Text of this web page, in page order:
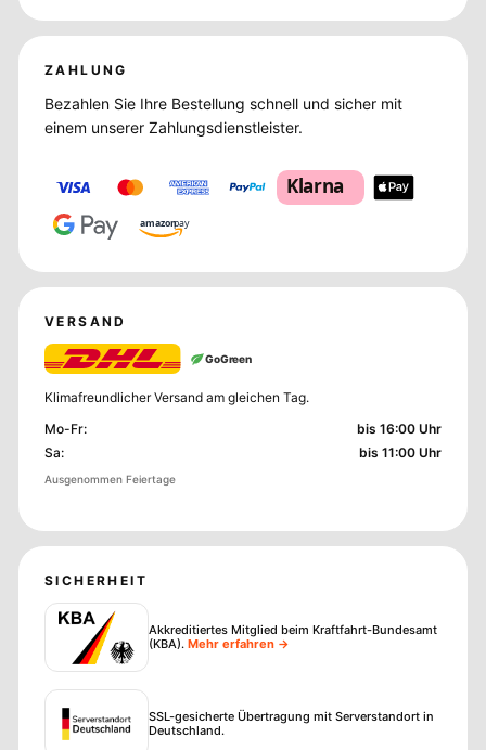
ZAHLUNG
Bezahlen Sie Ihre Bestellung schnell und sicher mit
einem unserer Zahlungsdienstleister.
Klarna
amazonpay
VERSAND
GoGreen
Klimafreundlicher Versand am gleichen Tag.
Mo-Fr:
bis 16:00 Uhr
Sa: bis 11:00 Uhr
Ausgenommen Feiertage
SICHERHEIT
Akkreditiertes Mitglied beim Kraftfahrt-Bundesamt
(KBA). Mehr erfahren →
SSL-gesicherte Übertragung mit Serverstandort in
Deutschland.